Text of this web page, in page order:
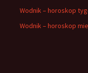
Wodnik – horoskop
Wodnik – horoskop